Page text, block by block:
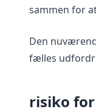
sammen for
Den
fælles
risiko